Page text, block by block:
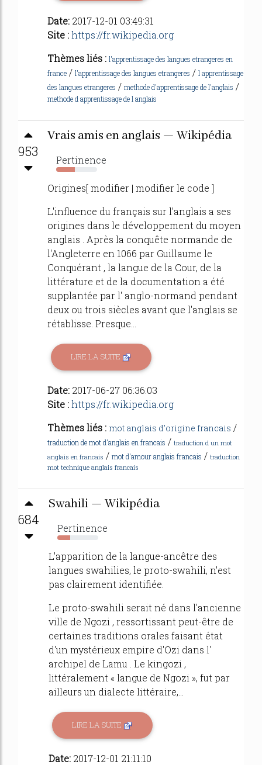
Date: 2017-12-01 03:49:31
Site :https://fr.wikipedia.org
Thèmes liés : l'apprentissage des langues etrangeres en
france / l'apprentissage des langues etrangeres / l apprentissage
des langues etrangeres / methode d'apprentissage de l'anglais /
methode d apprentissage de l anglais
953
Vrais amis en anglais — Wikipédia
Pertinence
46%
Origines[ modifier | modifier le code ]
L'influence du français sur l'anglais a ses
origines dans le développement du moyen
anglais . Après la conquête normande de
l'Angleterre en 1066 par Guillaume le
Conquérant , la langue de la Cour, de la
littérature et de la documentation a été
supplantée par l' anglo-normand pendant
deux ou trois siècles avant que l'anglais se
rétablisse. Presque...
LIRE LA SUITE
Date: 2017-06-27 06:36:03
Site :https://fr.wikipedia.org
Thèmes liés : mot anglais d'origine francais /
traduction de mot d'anglais en francais / traduction d un mot
anglais en francais / mot d'amour anglais francais / traduction
mot technique anglais francais
684
Swahili — Wikipédia
Pertinence
32%
L'apparition de la langue-ancêtre des
langues swahilies, le proto-swahili, n'est
pas clairement identifiée.
Le proto-swahili serait né dans l'ancienne
ville de Ngozi , ressortissant peut-être de
certaines traditions orales faisant état
d'un mystérieux empire d'Ozi dans l'
archipel de Lamu . Le kingozi ,
littéralement « langue de Ngozi », fut par
ailleurs un dialecte littéraire,...
LIRE LA SUITE
Date: 2017-12-01 21:11:10